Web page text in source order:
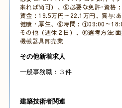
来れば尚可）、⑤必要な免許･資格
賃金：19.5万円～22.1万円、賞与:
健康・厚生、⑨時間：①09:00～
その他（週休２日）、⑪選考方法:
機械器具卸売業
その他新着求人
一般事務職：３件
建築技術者関連